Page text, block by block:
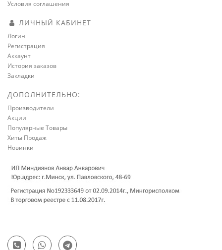
Условия соглашения
ЛИЧНЫЙ КАБИНЕТ
Логин
Регистрация
Аккаунт
История заказов
Закладки
ДОПОЛНИТЕЛЬНО:
Производители
Акции
Популярные Товары
Хиты Продаж
Новинки